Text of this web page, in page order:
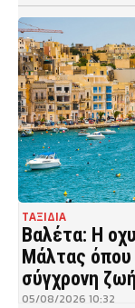
ΤΑΞΙΔΙΑ
Βαλέτα: Η
Μάλτας όπου
σύγχρονη ζωή
05/08/2026 10:32